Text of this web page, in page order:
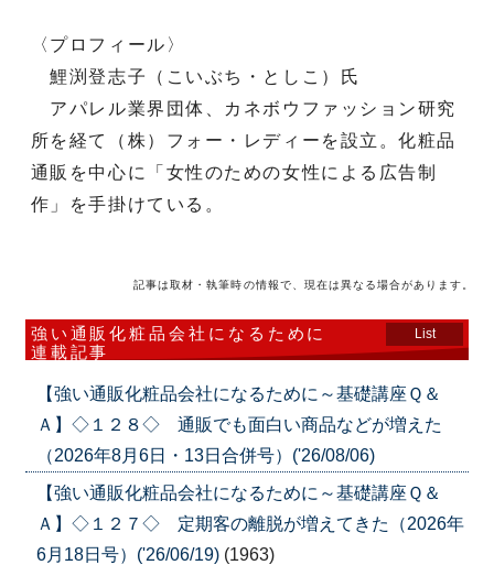
〈プロフィール〉
鯉渕登志子（こいぶち・としこ）氏
アパレル業界団体、カネボウファッション研究
所を経て（株）フォー・レディーを設立。化粧品
通販を中心に「女性のための女性による広告制
作」を手掛けている。
記事は取材・執筆時の情報で、現在は異なる場合があります。
強い通販化粧品会社になるために
連載記事
List
【強い通販化粧品会社になるために～基礎講座Ｑ＆
Ａ】◇１２８◇ 通販でも面白い商品などが増えた
（2026年8月6日・13日合併号）('26/08/06)
【強い通販化粧品会社になるために～基礎講座Ｑ＆
Ａ】◇１２７◇ 定期客の離脱が増えてきた（2026年
6月18日号）('26/06/19) (1963)